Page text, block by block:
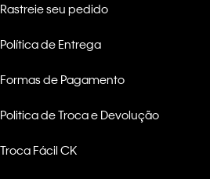
Rastreie seu pedido
Política de Entrega
Formas de Pagamento
Politica de Troca e Devolução
Troca Fácil CK